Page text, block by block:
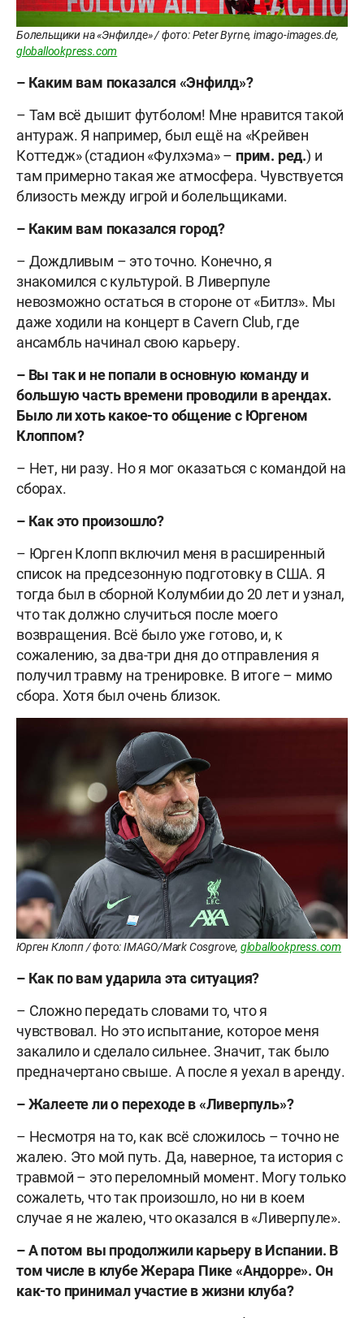
Болельщики на «Энфилде» / фото: Peter Byrne, imago-images.de,
globallookpress.com
– Каким вам показался «Энфилд»?
– Там всё дышит футболом! Мне нравится такой
антураж. Я например, был ещё на «Крейвен
Коттедж» (стадион «Фулхэма» – прим. ред.) и
там примерно такая же атмосфера. Чувствуется
близость между игрой и болельщиками.
– Каким вам показался город?
– Дождливым – это точно. Конечно, я
знакомился с культурой. В Ливерпуле
невозможно остаться в стороне от «Битлз». Мы
даже ходили на концерт в Cavern Club, где
ансамбль начинал свою карьеру.
– Вы так и не попали в основную команду и
большую часть времени проводили в арендах.
Было ли хоть какое-то общение с Юргеном
Клоппом?
– Нет, ни разу. Но я мог оказаться с командой на
сборах.
– Как это произошло?
– Юрген Клопп включил меня в расширенный
список на предсезонную подготовку в США. Я
тогда был в сборной Колумбии до 20 лет и узнал,
что так должно случиться после моего
возвращения. Всё было уже готово, и, к
сожалению, за два-три дня до отправления я
получил травму на тренировке. В итоге – мимо
сбора. Хотя был очень близок.
Юрген Клопп / фото: IMAGO/Mark Cosgrove, globallookpress.com
– Как по вам ударила эта ситуация?
– Сложно передать словами то, что я
чувствовал. Но это испытание, которое меня
закалило и сделало сильнее. Значит, так было
предначертано свыше. А после я уехал в аренду.
– Жалеете ли о переходе в «Ливерпуль»?
– Несмотря на то, как всё сложилось – точно не
жалею. Это мой путь. Да, наверное, та история с
травмой – это переломный момент. Могу только
сожалеть, что так произошло, но ни в коем
случае я не жалею, что оказался в «Ливерпуле».
– А потом вы продолжили карьеру в Испании. В
том числе в клубе Жерара Пике «Андорре». Он
как-то принимал участие в жизни клуба?